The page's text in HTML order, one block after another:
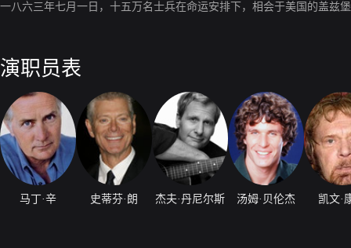
一八六三年七月一日，十五万名士兵在命运安排下，相会于美国的盖兹
演职员表
马丁·辛 史蒂芬·朗 杰夫·丹尼尔斯 汤姆·贝伦杰 凯文·